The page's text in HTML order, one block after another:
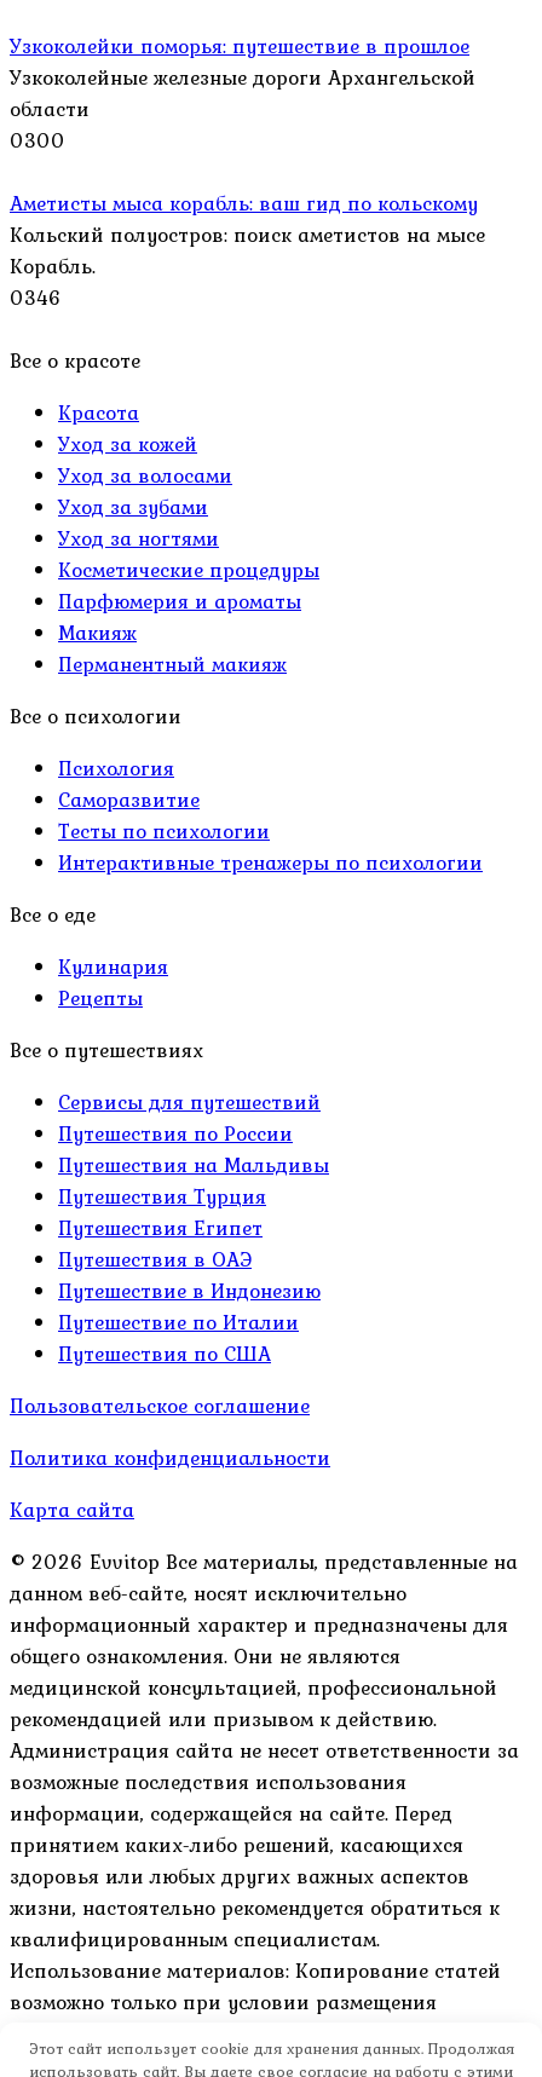
Узкоколейки поморья: путешествие в прошлое
Узкоколейные железные дороги Архангельской
области
0300
Аметисты мыса корабль: ваш гид по кольскому
Кольский полуостров: поиск аметистов на мысе
Корабль.
0346
Все о красоте
Красота
Уход за кожей
Уход за волосами
Уход за зубами
Уход за ногтями
Косметические процедуры
Парфюмерия и ароматы
Макияж
Перманентный макияж
Все о психологии
Психология
Саморазвитие
Тесты по психологии
Интерактивные тренажеры по психологии
Все о еде
Кулинария
Рецепты
Все о путешествиях
Сервисы для путешествий
Путешествия по России
Путешествия на Мальдивы
Путешествия Турция
Путешествия Египет
Путешествия в ОАЭ
Путешествие в Индонезию
Путешествие по Италии
Путешествия по США
Пользовательское соглашение
Политика конфиденциальности
Карта сайта
© 2026 Evvitop Все материалы, представленные на
данном веб-сайте, носят исключительно
информационный характер и предназначены для
общего ознакомления. Они не являются
медицинской консультацией, профессиональной
рекомендацией или призывом к действию.
Администрация сайта не несет ответственности за
возможные последствия использования
информации, содержащейся на сайте. Перед
принятием каких-либо решений, касающихся
здоровья или любых других важных аспектов
жизни, настоятельно рекомендуется обратиться к
квалифицированным специалистам.
Использование материалов: Копирование статей
возможно только при условии размещения
указание авторства.
Этот сайт использует cookie для хранения данных. Продолжая
использовать сайт, Вы даете свое согласие на работу с этими